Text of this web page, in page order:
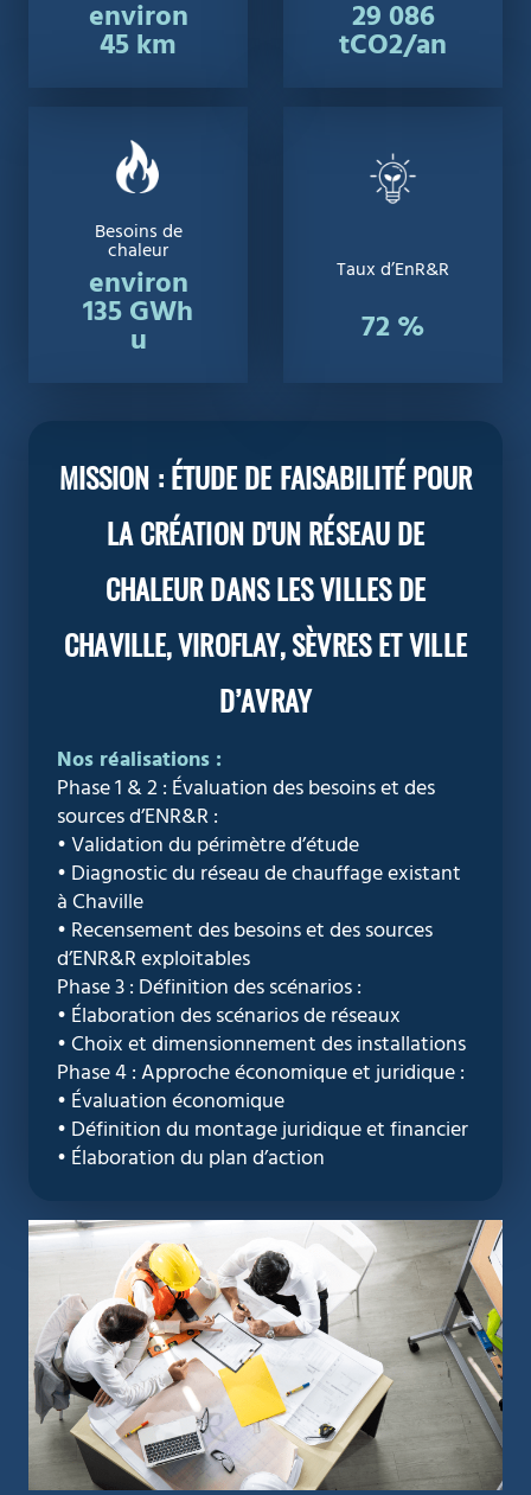
environ
45 km
29 086
tCO2/an
Besoins de
chaleur
environ
135 GWh
u
Taux d’EnR&R
72 %
MISSION : ÉTUDE DE FAISABILITÉ POUR
LA CRÉATION D'UN RÉSEAU DE
CHALEUR DANS LES VILLES DE
CHAVILLE, VIROFLAY, SÈVRES ET VILLE
D’AVRAY
Nos réalisations :
Phase 1 & 2 : Évaluation des besoins et des
sources d’ENR&R :
• Validation du périmètre d’étude
• Diagnostic du réseau de chauffage existant
à Chaville
• Recensement des besoins et des sources
d’ENR&R exploitables
Phase 3 : Définition des scénarios :
• Élaboration des scénarios de réseaux
• Choix et dimensionnement des installations
Phase 4 : Approche économique et juridique :
• Évaluation économique
• Définition du montage juridique et financier
• Élaboration du plan d’action